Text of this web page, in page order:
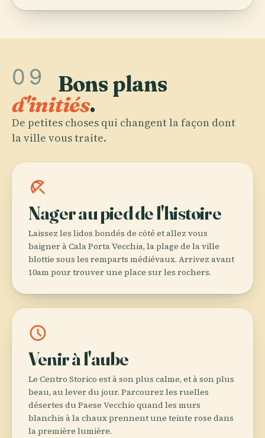
09 Bons plans
d'initiés.
De petites choses qui changent la façon dont
la ville vous traite.
beach_access
Nager au pied de l'histoire
Laissez les lidos bondés de côté et allez vous
baigner à Cala Porta Vecchia, la plage de la ville
blottie sous les remparts médiévaux. Arrivez avant
10am pour trouver une place sur les rochers.
schedule
Venir à l'aube
Le Centro Storico est à son plus calme, et à son plus
beau, au lever du jour. Parcourez les ruelles
désertes du Paese Vecchio quand les murs
blanchis à la chaux prennent une teinte rose dans
la première lumière.